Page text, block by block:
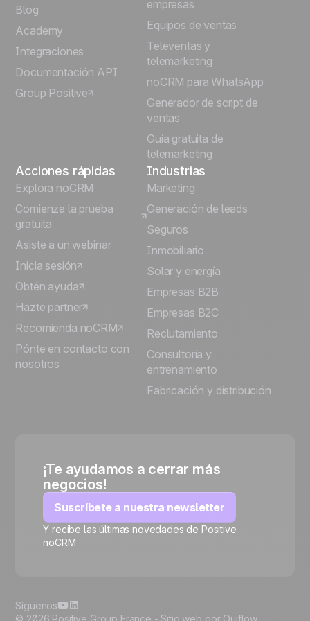
soporte antes de cambiar. Ten en cuenta que
el plan Starter incluye un límite de leads: si lo
superas, tendrás que reducir tus leads antes
de cambiar a un plan inferior.
Português
Italiano
Deutsch
Blog
Academy
Integraciones
Documentación API
Group Positive
empresas
Equipos de ventas
Televentas y
telemarketing
noCRM para WhatsApp
Generador de script de
ventas
Guía gratuita de
telemarketing
Acciones rápidas
Explora noCRM
Comienza la prueba
gratuita
Asiste a un webinar
Inicia sesión
Obtén ayuda
Hazte partner
Recomienda noCRM
Pónte en contacto con
nosotros
Industrias
Marketing
Generación de leads
Seguros
Inmobiliario
Solar y energía
Empresas B2B
Empresas B2C
Reclutamiento
Consultoría y
entrenamiento
Fabricación y distribución
¡Te ayudamos a cerrar más
negocios!
Suscríbete a nuestra newsletter
Y recibe las últimas novedades de Positive
noCRM
© 2026 Positive Group France - Sitio web por Ouiflow
Síguenos